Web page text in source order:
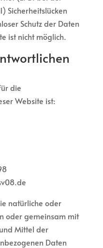
Sicherheitslücken
Schutz der Daten
ist nicht möglich.
die
Website ist:
natürliche oder
oder gemeinsam mit
Mittel der
Daten